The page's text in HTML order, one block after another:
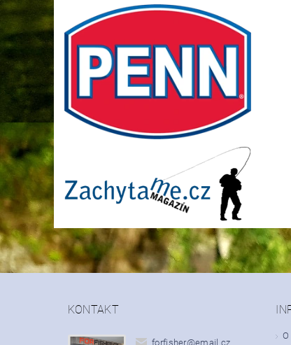
KONTAKT
forfisher@email.cz